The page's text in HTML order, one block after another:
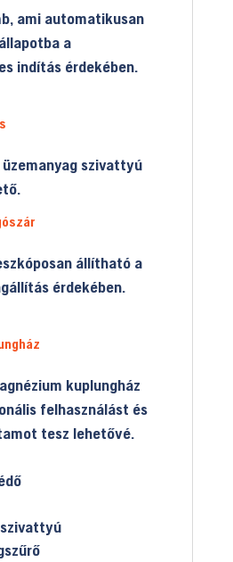
ami automatikusan
a
indítás érdekében.
szivattyú
állítható a
érdekében.
kuplungház
felhasználást és
tesz lehetővé.